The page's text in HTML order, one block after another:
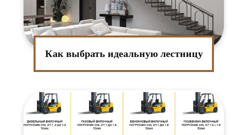
Как выбрать идеальную лестницу